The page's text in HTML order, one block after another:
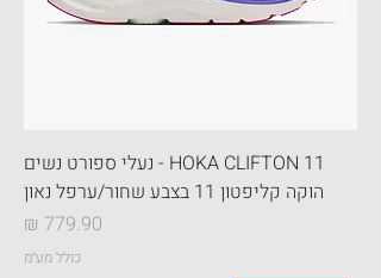
HOKA CLIFTON 11 - נעלי ספורט נשים
הוקה קליפטון 11 בצבע שחור/ערפל נאון
מחיר
כולל מע״מ